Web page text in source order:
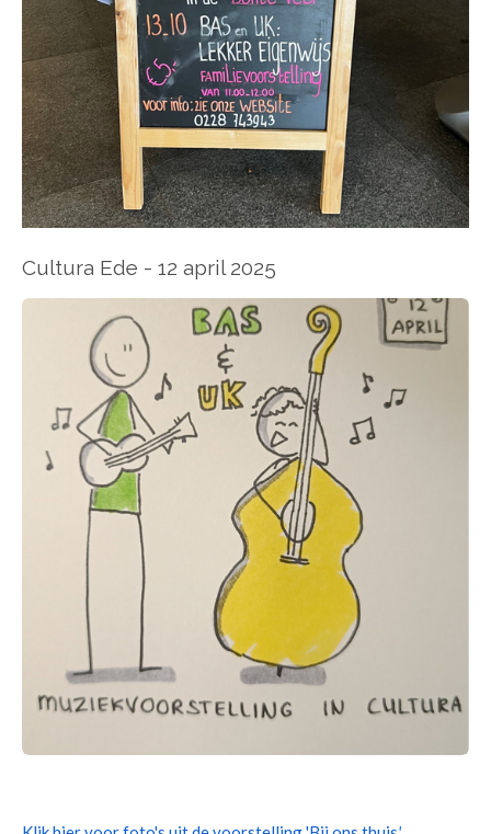
Cultura Ede - 12 april 2025